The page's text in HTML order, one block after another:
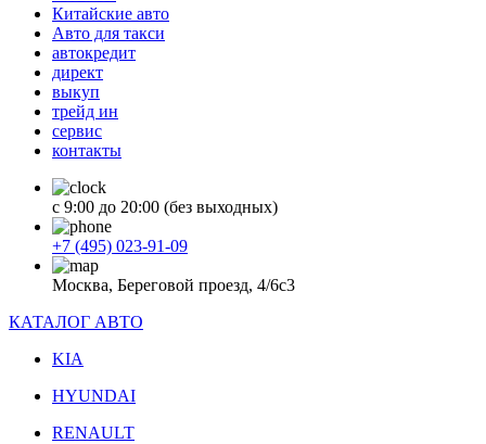
Китайские авто
Авто для такси
автокредит
директ
выкуп
трейд ин
сервис
контакты
с 9:00 до 20:00 (без выходных)
+7 (495) 023-91-09
Москва, Береговой проезд, 4/6с3
КАТАЛОГ АВТО
KIA
HYUNDAI
RENAULT